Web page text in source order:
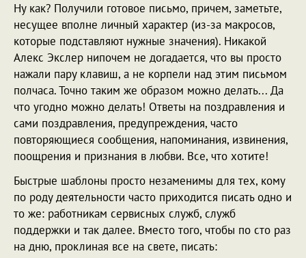
Ну как? Получили готовое письмо, причем, заметьте,
несущее вполне личный характер (из-за макросов,
которые подставляют нужные значения). Никакой
Алекс Экслер нипочем не догадается, что вы просто
нажали пару клавиш, а не корпели над этим письмом
полчаса. Точно таким же образом можно делать... Да
что угодно можно делать! Ответы на поздравления и
сами поздравления, предупреждения, часто
повторяющиеся сообщения, напоминания, извинения,
поощрения и признания в любви. Все, что хотите!
Быстрые шаблоны просто незаменимы для тех, кому
по роду деятельности часто приходится писать одно и
то же: работникам сервисных служб, служб
поддержки и так далее. Вместо того, чтобы по сто раз
на дню, проклиная все на свете, писать: